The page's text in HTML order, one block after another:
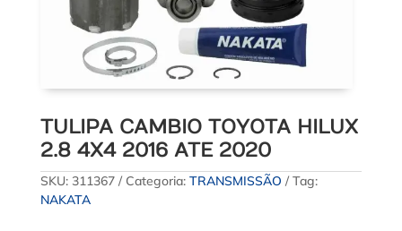
TULIPA CAMBIO TOYOTA HILUX
2.8 4X4 2016 ATE 2020
SKU: 311367 Categoria: TRANSMISSÃO
Tag:
NAKATA